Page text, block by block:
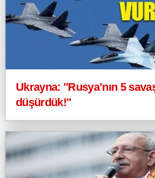
Ukrayna: "Rusya’nın 5
düşürdük!"